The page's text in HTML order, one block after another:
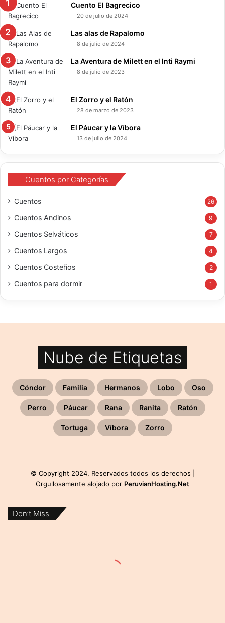
Cuento El Bagrecico
20 de julio de 2024
Las alas de Rapalomo
8 de julio de 2024
La Aventura de Milett en el Inti Raymi
8 de julio de 2023
El Zorro y el Ratón
28 de marzo de 2023
El Páucar y la Víbora
13 de julio de 2024
Cuentos por Categorías
Cuentos 26
Cuentos Andinos 9
Cuentos Selváticos 7
Cuentos Largos 4
Cuentos Costeños 2
Cuentos para dormir 1
Nube de Etiquetas
Cóndor Familia Hermanos Lobo Oso
Perro Páucar Rana Ranita Ratón
Tortuga Víbora Zorro
© Copyright 2024, Reservados todos los derechos |
Orgullosamente alojado por PeruvianHosting.Net
Don’t Miss